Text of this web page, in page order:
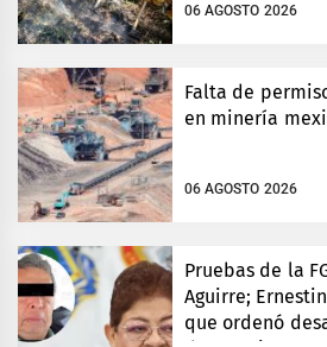
06 AGOSTO 2026
Falta de
en minería
06 AGOSTO 2026
Pruebas de la
Aguirre;
que ordenó